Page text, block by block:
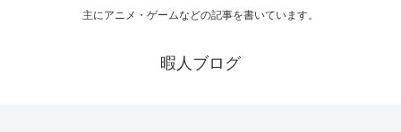
主にアニメ・ゲームなどの記事を書いています。
暇人ブログ